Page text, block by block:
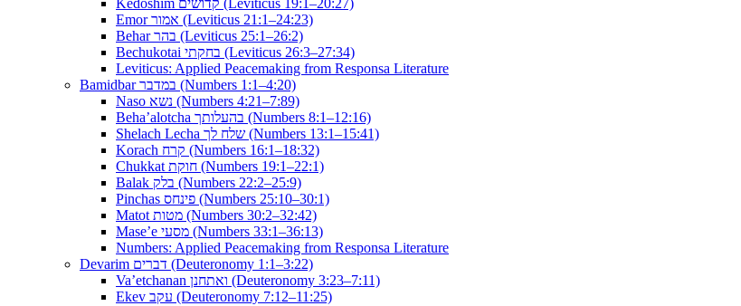
Emor אמור (Leviticus 21:1–24:23)
Behar בהר (Leviticus 25:1–26:2)
Bechukotai בחקתי (Leviticus 26:3–27:34)
Leviticus: Applied Peacemaking from Responsa Literature
Bamidbar במדבר (Numbers 1:1–4:20)
Naso נשא (Numbers 4:21–7:89)
Beha’alotcha בהעלותך (Numbers 8:1–12:16)
Shelach Lecha שלח לך (Numbers 13:1–15:41)
Korach קרח (Numbers 16:1–18:32)
Chukkat חוקת (Numbers 19:1–22:1)
Balak בלק (Numbers 22:2–25:9)
Pinchas פינחס (Numbers 25:10–30:1)
Matot מטות (Numbers 30:2–32:42)
Mase’e מסעי (Numbers 33:1–36:13)
Numbers: Applied Peacemaking from Responsa Literature
Devarim דברים (Deuteronomy 1:1–3:22)
Va’etchanan ואתחנן (Deuteronomy 3:23–7:11)
Ekev עקב (Deuteronomy 7:12–11:25)